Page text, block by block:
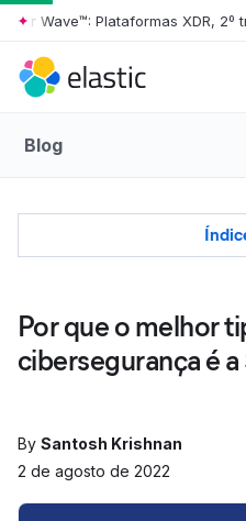
Skip to main content
Wave™: Plataformas XDR, 2º
Blog
Table of
Por que o melhor
cibersegurança é
By Santosh Krishnan
2 de agosto de 2022